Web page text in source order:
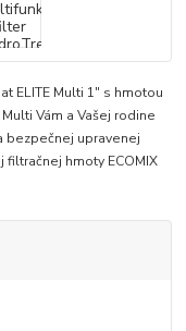
ELITE Multi 1" s hmotou
Vám a Vašej rodine
bezpečnej upravenej
hmoty ECOMIX